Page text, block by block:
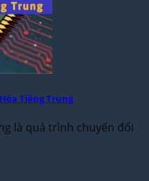
Tiếng Trung
là quá trình chuyển đổi